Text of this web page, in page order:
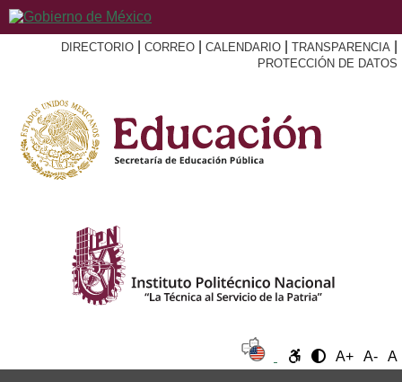
DIRECTORIO CORREO CALENDARIO TRANSPARENCIA
PROTECCIÓN DE DATOS
A+ A- A